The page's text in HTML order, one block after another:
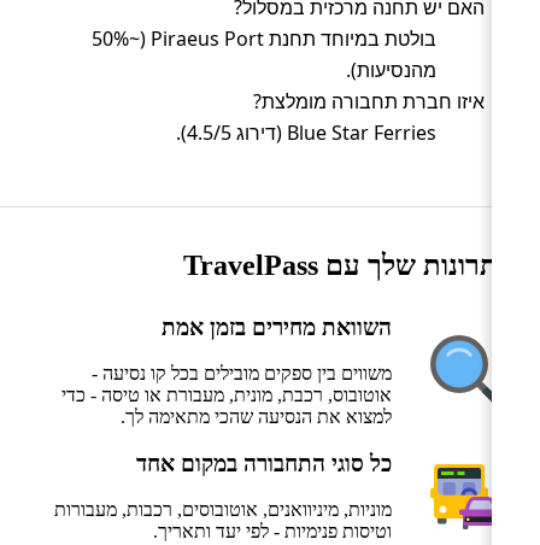
האם יש תחנה מרכזית במסלול?
בולטת במיוחד תחנת Piraeus Port (~50%
מהנסיעות).
איזו חברת תחבורה מומלצת?
Blue Star Ferries (דירוג 4.5/5).
היתרונות שלך עם TravelPass
השוואת מחירים בזמן אמת
משווים בין ספקים מובילים בכל קו נסיעה -
אוטובוס, רכבת, מונית, מעבורת או טיסה - כדי
למצוא את הנסיעה שהכי מתאימה לך.
כל סוגי התחבורה במקום אחד
מוניות, מיניוואנים, אוטובוסים, רכבות, מעבורות
וטיסות פנימיות - לפי יעד ותאריך.